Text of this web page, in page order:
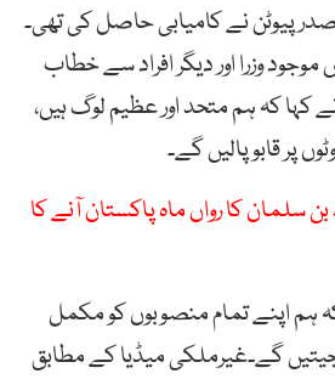
پیوٹن نے کامیابی حاصل کی تھی۔
وزرا اور دیگر افراد سے خطاب
کہا کہ ہم متحد اور عظیم لوگ ہیں،
پر قابو پالیں گے۔
سلمان کا رواں ماہ پاکستان آنے کا
ہم اپنے تمام منصوبوں کو مکمل
گے۔غیرملکی میڈیا کے مطابق